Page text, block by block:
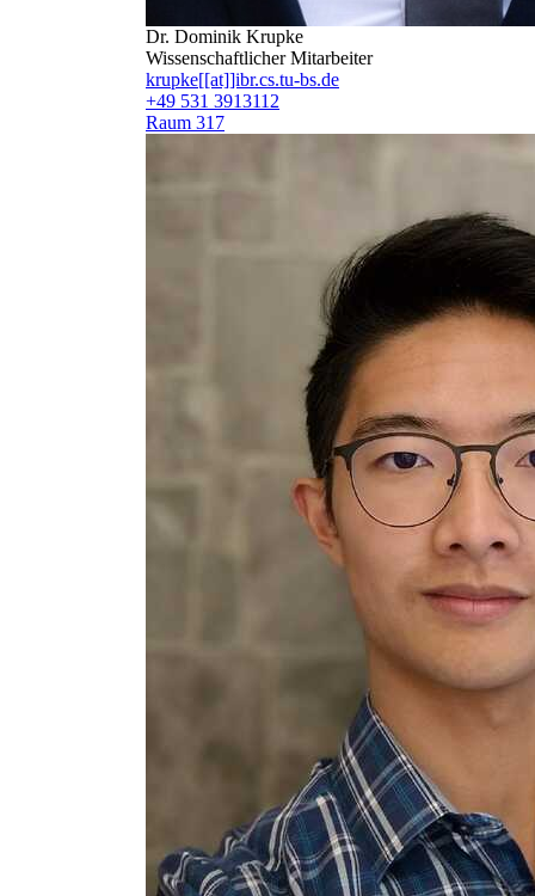
Dr. Dominik Krupke
Wissenschaftlicher Mitarbeiter
krupke[[at]]ibr.cs.tu-bs.de
+49 531 3913112
Raum 317